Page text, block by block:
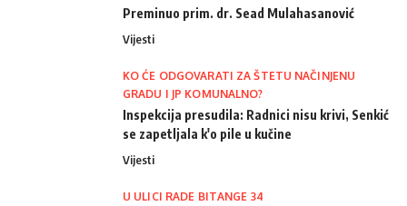
Preminuo prim. dr. Sead Mulahasanović
Vijesti
KO ĆE ODGOVARATI ZA ŠTETU NAČINJENU
GRADU I JP KOMUNALNO?
Inspekcija presudila: Radnici nisu krivi, Senkić
se zapetljala k'o pile u kučine
Vijesti
U ULICI RADE BITANGE 34